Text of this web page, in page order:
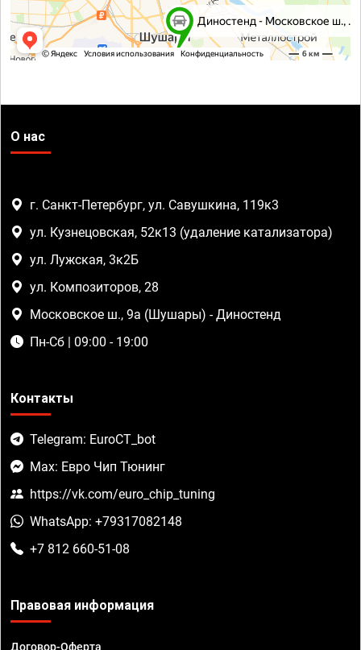
О нас
г. Санкт-Петербург, ул. Савушкина, 119к3
ул. Кузнецовская, 52к13 (удаление катализатора)
ул. Лужская, 3к2Б
ул. Композиторов, 28
Московское ш., 9а (Шушары) - Диностенд
Пн-Сб | 09:00 - 19:00
Контакты
Telegram: EuroCT_bot
Max: Евро Чип Тюнинг
https://vk.com/euro_chip_tuning
WhatsApp: +79317082148
+7 812 660-51-08
Правовая информация
Договор-Оферта